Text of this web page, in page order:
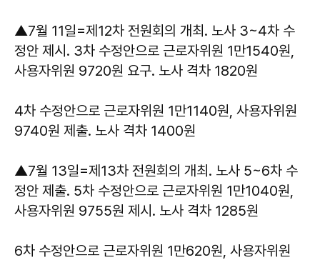
▲7월 11일=제12차 전원회의 개최. 노사 3~4차 수
정안 제시. 3차 수정안으로 근로자위원 1만1540원,
사용자위원 9720원 요구. 노사 격차 1820원
4차 수정안으로 근로자위원 1만1140원, 사용자위원
9740원 제출. 노사 격차 1400원
▲7월 13일=제13차 전원회의 개최. 노사 5~6차 수
정안 제출. 5차 수정안으로 근로자위원 1만1040원,
사용자위원 9755원 제시. 노사 격차 1285원
6차 수정안으로 근로자위원 1만620원, 사용자위원